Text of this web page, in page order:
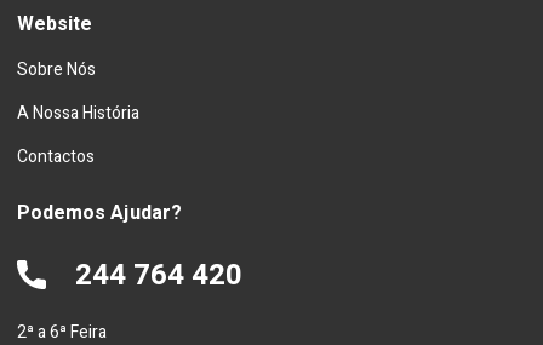
Website
Sobre Nós
A Nossa História
Contactos
Podemos Ajudar?
244 764 420
2ª a 6ª Feira